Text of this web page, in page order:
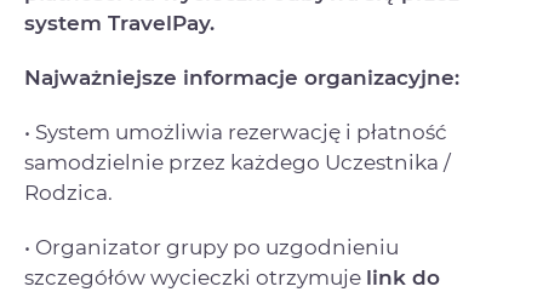
system TravelPay.
Najważniejsze informacje organizacyjne:
• System umożliwia rezerwację i płatność
samodzielnie przez każdego Uczestnika /
Rodzica.
• Organizator grupy po uzgodnieniu
szczegółów wycieczki otrzymuje link do